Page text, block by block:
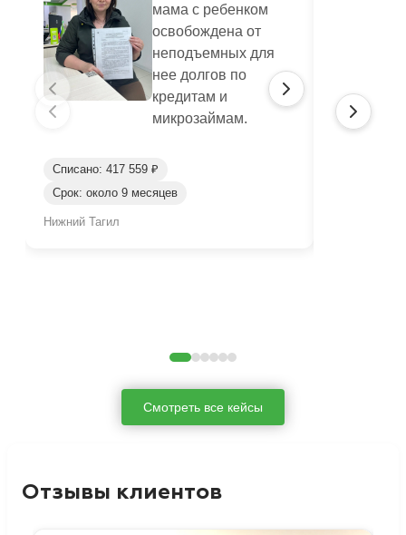
мама с ребенком
освобождена от
неподъемных для
нее долгов по
кредитам и
микрозаймам.
Списано: 417 559 ₽
Срок: около 9 месяцев
Нижний Тагил
Смотреть все кейсы
Отзывы клиентов